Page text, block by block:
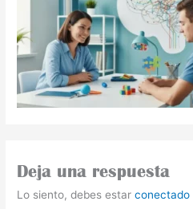
Deja una respuesta
Lo siento, debes estarconectado